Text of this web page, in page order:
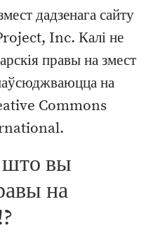
дадзенага сайту
Inc. Калі не
правы на змест
на
Commons
што вы
на